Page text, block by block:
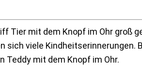
Tier mit dem Knopf im Ohr groß
sich viele Kindheitserinnerungen.
Teddy mit dem Knopf im Ohr.